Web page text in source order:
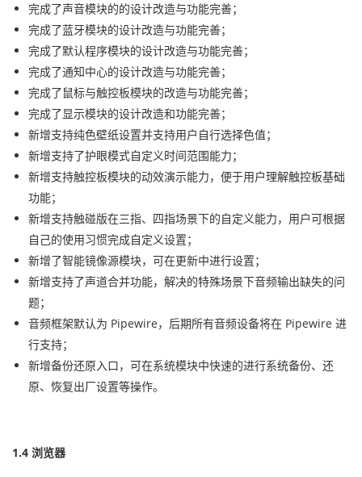
完成了声音模块的的设计改造与功能完善；
完成了蓝牙模块的设计改造与功能完善；
完成了默认程序模块的设计改造与功能完善；
完成了通知中心的设计改造与功能完善；
完成了鼠标与触控板模块的改造与功能完善；
完成了显示模块的设计改造和功能完善；
新增支持纯色壁纸设置并支持用户自行选择色值；
新增支持了护眼模式自定义时间范围能力；
新增支持触控板模块的动效演示能力，便于用户理解触控板基础
功能；
新增支持触碰版在三指、四指场景下的自定义能力，用户可根据
自己的使用习惯完成自定义设置；
新增了智能镜像源模块，可在更新中进行设置；
新增支持了声道合并功能，解决的特殊场景下音频输出缺失的问
题；
音频框架默认为 Pipewire，后期所有音频设备将在 Pipewire 进
行支持；
新增备份还原入口，可在系统模块中快速的进行系统备份、还
原、恢复出厂设置等操作。
1.4 浏览器